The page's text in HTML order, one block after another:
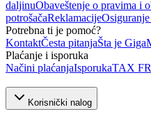
daljinuObaveštenje o pravima i
potrošačaReklamacije
Potrebna ti je pomoć?
KontaktČesta pitanjaŠta je
Plaćanje i isporuka
Načini plaćanjaIsporukaTAX
Korisnički nalog